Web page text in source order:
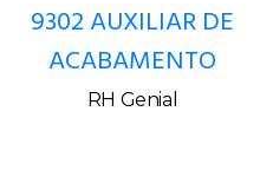
9302 AUXILIAR DE
ACABAMENTO
RH Genial